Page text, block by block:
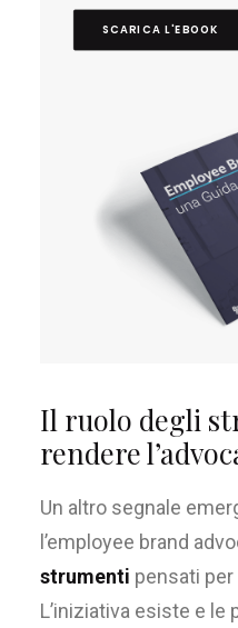
SCARICA L'EBOOK
Il ruolo degli
rendere
Un altro segnale
l’employee brand
strumenti pensati
L’iniziativa esiste e le